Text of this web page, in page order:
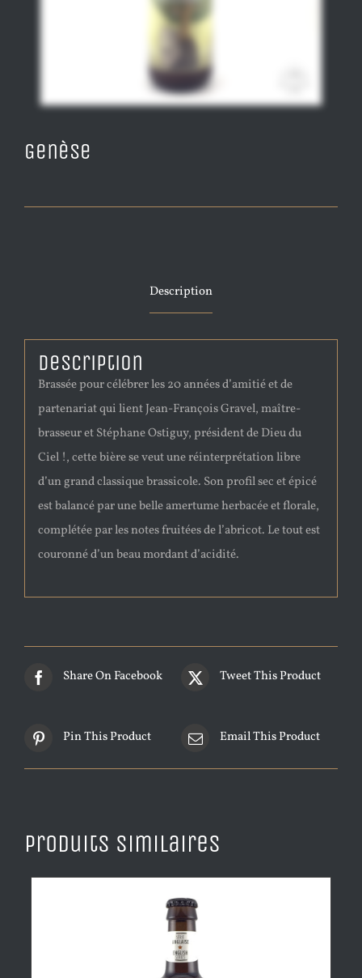
Genèse
Description
Description
Brassée pour célébrer les 20 années d’amitié et de
partenariat qui lient Jean-François Gravel, maître-
brasseur et Stéphane Ostiguy, président de Dieu du
Ciel !, cette bière se veut une réinterprétation libre
d’un grand classique brassicole. Son profil sec et épicé
est balancé par une belle amertume herbacée et florale,
complétée par les notes fruitées de l’abricot. Le tout est
couronné d’un beau mordant d’acidité.
Share On Facebook Tweet This Product
Pin This Product Email This Product
Produits similaires